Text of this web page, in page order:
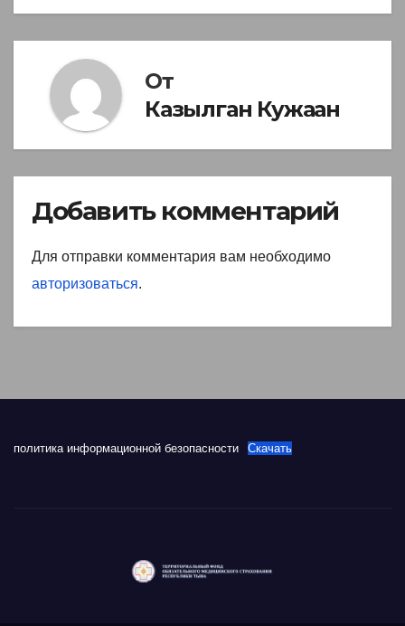
От
Казылган Кужаан
Добавить комментарий
Для отправки комментария вам необходимо
авторизоваться.
политика информационной безопасности Скачать